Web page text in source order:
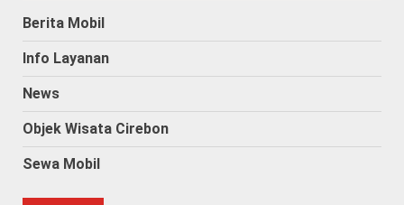
Berita Mobil
Info Layanan
News
Objek Wisata Cirebon
Sewa Mobil